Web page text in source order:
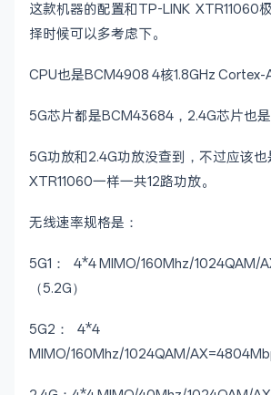
这款机器的配置和TP-LINK XTR11060
择时候可以多考虑下。
CPU也是BCM4908 4核1.8GHz Cortex-
5G芯片都是BCM43684，2.4G芯片也
5G功放和2.4G功放没查到，不过应该
XTR11060一样一共12路功放。
无线速率规格是：
5G1： 4*4 MIMO/160Mhz/1024QAM/
（5.2G）
5G2： 4*4
MIMO/160Mhz/1024QAM/